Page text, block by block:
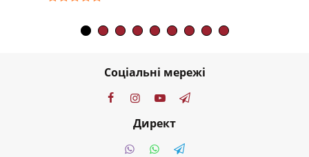
Соціальні мережі
Директ